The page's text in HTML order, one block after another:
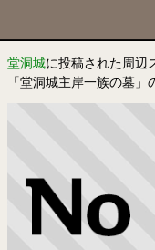
堂洞城に投稿された周辺
「堂洞城主岸一族の墓」